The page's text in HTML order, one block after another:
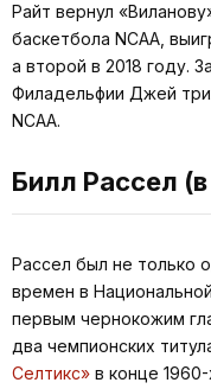
Райт вернул
баскетбола NCAA,
а второй в 2018 году.
Филадельфии Джей
NCAA.
Билл Рассел
Рассел был не только
времен в
первым чернокожим
два чемпионских
Селтикс» в конце